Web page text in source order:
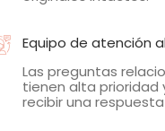
Equipo de atención
Las preguntas
tienen alta prioridad
recibir una